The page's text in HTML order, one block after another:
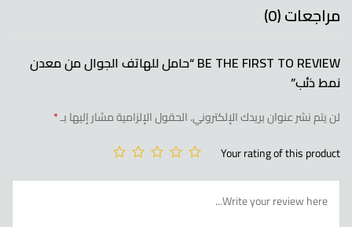
مراجعات (0)
BE THE FIRST TO REVIEW “حامل للهاتف الجوال من معدن
نمط ذئب”
لن يتم نشر عنوان بريدك الإلكتروني.الحقول الإلزامية مشار إليها بـ*
Your rating of this product